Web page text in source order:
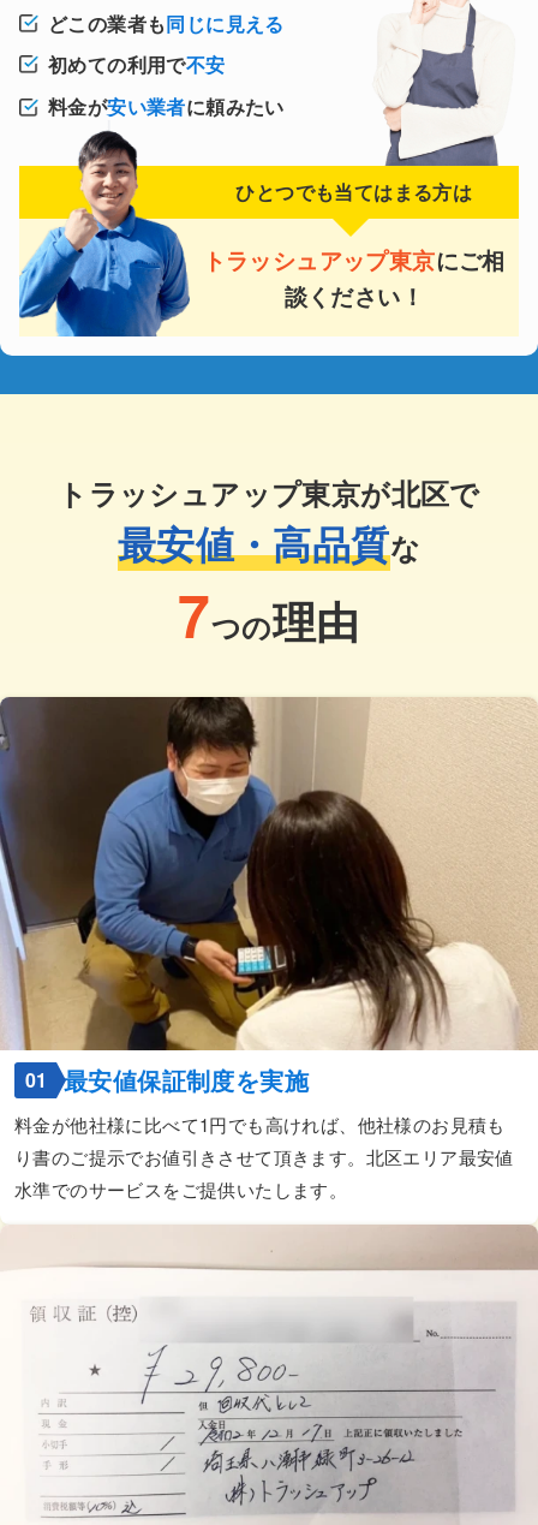
どこの業者も同じに見える
初めての利用で不安
料金が安い業者に頼みたい
ひとつでも当てはまる方は
トラッシュアップ東京にご相
談ください！
トラッシュアップ東京が北区で
最安値・高品質な
7つの理由
01 最安値保証制度を実施
料金が他社様に比べて1円でも高ければ、他社様のお見積も
り書のご提示でお値引きさせて頂きます。北区エリア最安値
水準でのサービスをご提供いたします。